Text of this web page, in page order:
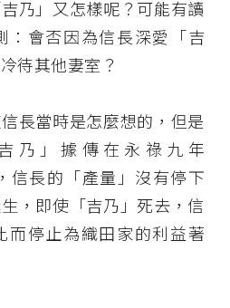
乃」又怎樣呢？可能有讀
：會否因為信長深愛「吉
待其他妻室？
長當時是怎麼想的，但是
乃」據傳在永祿九年
信長的「產量」沒有停下
，即使「吉乃」死去，信
而停止為織田家的利益著